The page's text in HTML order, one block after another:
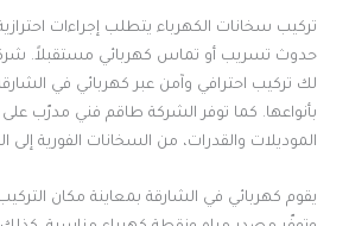
تركيب سخانات الكهرباء يتطلب إجراءات
حدوث تسريب أو تماس كهربائي مستقبلاً.
لك تركيب احترافي وآمن عبر كهربائي في
بأنواعها. كما توفر الشركة طاقم فني مدرّب
الموديلات والقدرات، من السخانات الفورية إلى
يقوم كهربائي في الشارقة بمعاينة مكان